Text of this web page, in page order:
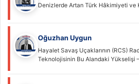
Denizlerde Artan Türk Hâkimiyeti ve
Oğuzhan Uygun
Hayalet Savaş Uçaklarının (RCS)
Teknolojisinin Bu Alandaki Yükselişi